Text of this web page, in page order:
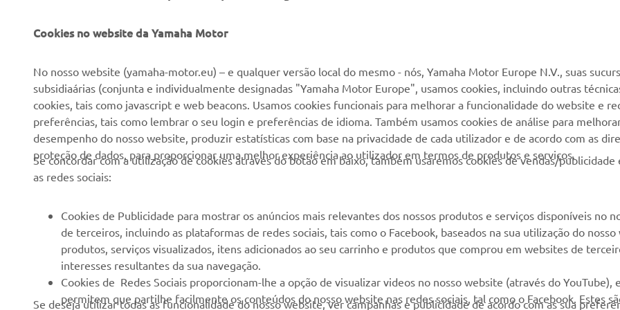
Sobre nós
Notícias
Imprensa
Catálogos
Tornar-se um revendedor
Política de Direitos
Humanos
NEO's Delivery
Sistemas eBike
Autoridades
Campos de golfe
Escolas de condução
Unidade de Negócios de
Robótica
Parcerias
MyYamaha
Yamaha Music
Yamaha Racing
Yamaha Motor Global
Suporte loja online
Serviço de Apoio ao
Cliente
Livro de reclamações
Localizador de
Concessionários
Gestão de resíduos,
Cookies no website da Yamaha Motor
cookies, tais como javascript e web beacons. Usamos cookies funcionais para melhorar a funcionalidade do website e
preferências, tais como lembrar o seu login e preferências de idioma. Também usamos cookies de análise para
desempenho do nosso website, produzir estatísticas com base na privacidade de cada utilizador e de acordo com as
proteção de dados, para proporcionar uma melhor experiência ao utilizador em termos de produtos e serviços.
Se concordar com a utilização de cookies através do botão em baixo, também usaremos cookies de vendas/publicidade
as redes sociais:
produtos, serviços visualizados, itens adicionados ao seu carrinho e produtos que comprou em websites de
interesses resultantes da sua navegação.
Cookies de Redes Sociais proporcionam-lhe a opção de visualizar videos no nosso website (através do YouTube),
permitem que partilhe facilmente os conteúdos do nosso website nas redes sociais, tal como o Facebook. Estes
terceiros e permitem que os mesmos possam registar a sua experiência, navegação e interesses resultantes do
comportamento, fazer uso dos mesmo para seus próprios fins.
Se deseja utilizar todas as funcionalidade do nosso website, ver campanhas e publicidade de acordo com as sua
aceite os cookies de publicidade e de redes sociais selecionando o botão. Se não deseja aceitar esses cookies ou deseja